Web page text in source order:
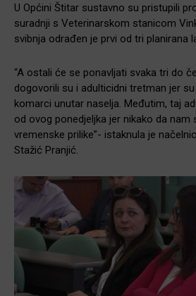
U Općini Štitar sustavno su pristupili
suradnji s Veterinarskom stanicom
svibnja odrađen je prvi od tri planirana
“A ostali će se ponavljati svaka tri do
dogovorili su i adulticidni tretman jer
komarci unutar naselja. Međutim, taj
od ovog ponedjeljka jer nikako da nam
vremenske prilike”- istaknula je
Stažić Pranjić.